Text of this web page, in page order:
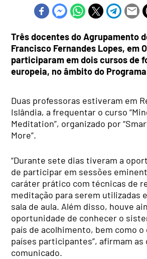
Três docentes do Agrupamento
Francisco Fernandes Lopes, em
participaram em dois cursos de
europeia, no âmbito do Programa
Duas professoras estiveram em
Islândia, a frequentar o curso
Meditation”, organizado por
More”.
“Durante sete dias tiveram a
de participar em sessões
caráter prático com técnicas de
meditação para serem utilizadas
sala de aula. Além disso, houve
oportunidade de conhecer o
país de acolhimento, bem como
países participantes”, afirmam as
comunicado.